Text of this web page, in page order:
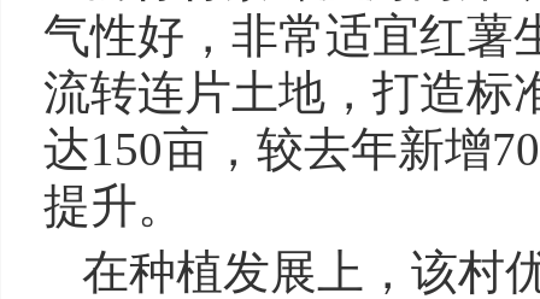
气性好，非常适宜红薯
流转连片土地，打造标
达150亩，较去年新增
提升。
在种植发展上，该村